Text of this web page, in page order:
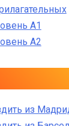
A1
A2
из